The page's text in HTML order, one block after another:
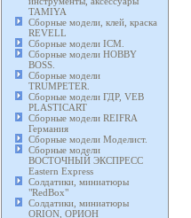
TAMIYA
Сборные модели, клей, краска
REVELL
Сборные модели ICM.
Сборные модели HOBBY
BOSS.
Сборные модели
TRUMPETER.
Сборные модели ГДР, VEB
PLASTICART
Сборные модели REIFRA
Германия
Сборные модели Моделист.
Сборные модели
ВОСТОЧНЫЙ ЭКСПРЕСС
Eastern Express
Солдатики, миниатюры
"RedBox"
Солдатики, миниатюры
ORION, ОРИОН